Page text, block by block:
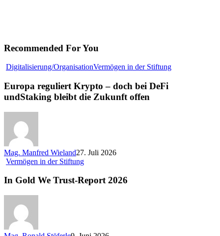
Recommended For You
Digitalisierung/OrganisationVermögen in der StiftungEuropa
Europa reguliert Krypto – doch bei DeFi
undStaking bleibt die Zukunft offen
Mag. Manfred Wieland27. Juli 2026
Vermögen in der StiftungIn
We
Trust-
In Gold We Trust-Report 2026